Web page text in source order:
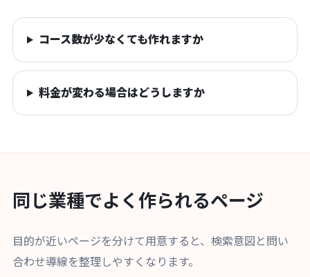
コース数が少なくても作れますか
料金が変わる場合はどうしますか
同じ業種でよく作られるページ
目的が近いページを分けて用意すると、検索意図と問い
合わせ導線を整理しやすくなります。